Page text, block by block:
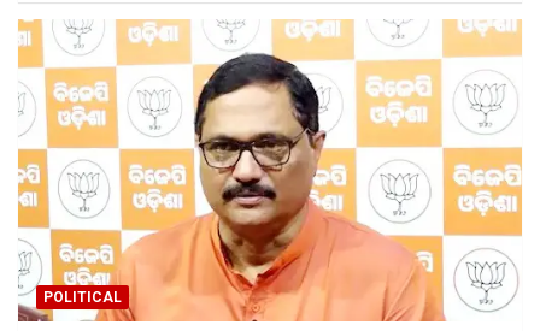
POLITICAL